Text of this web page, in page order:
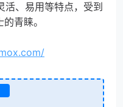
、易用等特点，受到
青睐。